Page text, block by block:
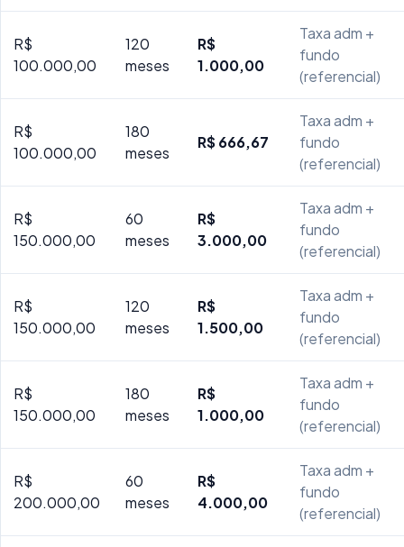
R$
100.000,00
120
meses
R$
1.000,00
Taxa adm +
fundo
(referencial)
R$
100.000,00
180
meses
R$ 666,67
Taxa adm +
fundo
(referencial)
R$
150.000,00
60
meses
R$
3.000,00
Taxa adm +
fundo
(referencial)
R$
150.000,00
120
meses
R$
1.500,00
Taxa adm +
fundo
(referencial)
R$
150.000,00
180
meses
R$
1.000,00
Taxa adm +
fundo
(referencial)
R$
200.000,00
60
meses
R$
4.000,00
Taxa adm +
fundo
(referencial)